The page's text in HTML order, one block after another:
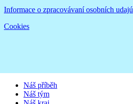
Informace o zpracovávaní osobních udajú
Cookies
Náš příběh
Náš tým